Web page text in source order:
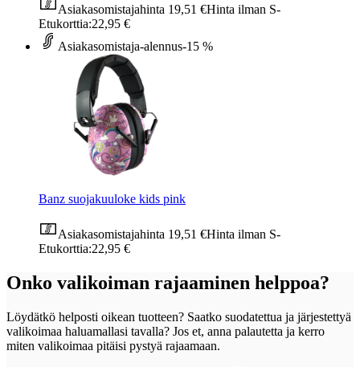
Asiakasomistajahinta 19,51 €Hinta ilman S-
Etukorttia:22,95 €
Asiakasomistaja-alennus-15 %
Banz suojakuuloke kids pink
Asiakasomistajahinta 19,51 €Hinta ilman S-
Etukorttia:22,95 €
Onko valikoiman rajaaminen helppoa?
Löydätkö helposti oikean tuotteen? Saatko suodatettua ja järjestettyä
valikoimaa haluamallasi tavalla? Jos et, anna palautetta ja kerro
miten valikoimaa pitäisi pystyä rajaamaan.